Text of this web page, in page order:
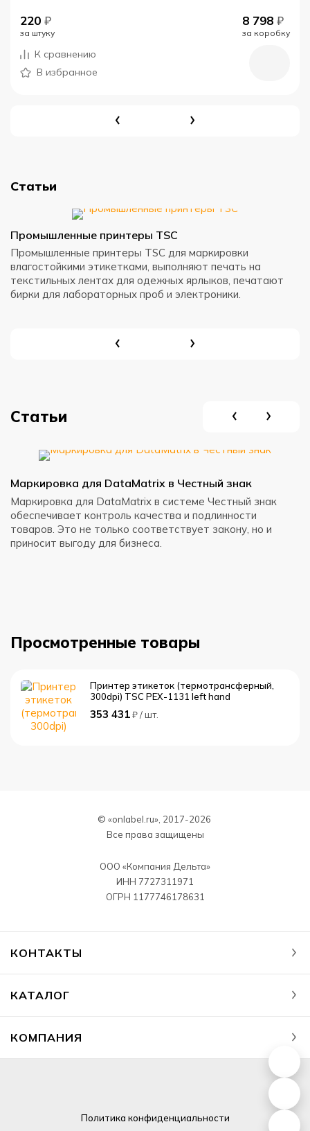
220 ₽
за штуку
8 798 ₽
за коробку
К сравнению
В избранное
Статьи
Промышленные принтеры TSC
Промышленные принтеры TSC для маркировки
влагостойкими этикетками, выполняют печать на
текстильных лентах для одежных ярлыков, печатают
бирки для лабораторных проб и электроники.
Статьи
Маркировка для DataMatrix в Честный знак
Маркировка для DataMatrix в системе Честный знак
обеспечивает контроль качества и подлинности
товаров. Это не только соответствует закону, но и
приносит выгоду для бизнеса.
Просмотренные товары
Принтер этикеток (термотрансферный,
300dpi) TSC PEX-1131 left hand
353 431₽ / шт.
© «onlabel.ru», 2017-2026
Все права защищены
ООО «Компания Дельта»
ИНН 7727311971
ОГРН 1177746178631
КОНТАКТЫ
КАТАЛОГ
КОМПАНИЯ
Политика конфиденциальности